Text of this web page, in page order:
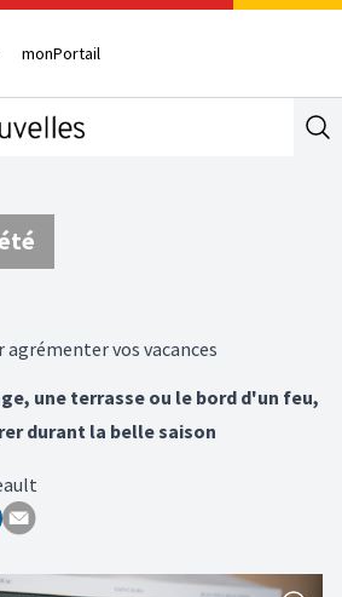
monPortail
agrémenter vos vacances
une terrasse ou le bord d'un feu,
durant la belle saison